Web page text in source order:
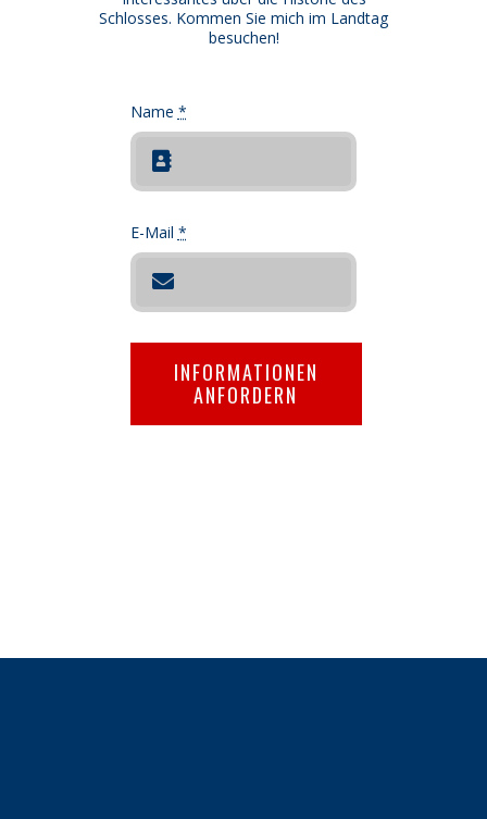
Schlosses. Kommen Sie mich im Landtag
besuchen!
Name *
E-Mail *
INFORMATIONEN
ANFORDERN